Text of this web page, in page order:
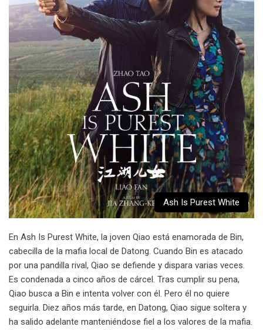
Ash Is Purest White
En Ash Is Purest White, la joven Qiao está enamorada de Bin,
cabecilla de la mafia local de Datong. Cuando Bin es atacado
por una pandilla rival, Qiao se defiende y dispara varias veces.
Es condenada a cinco años de cárcel. Tras cumplir su pena,
Qiao busca a Bin e intenta volver con él. Pero él no quiere
seguirla. Diez años más tarde, en Datong, Qiao sigue soltera y
ha salido adelante manteniéndose fiel a los valores de la mafia.